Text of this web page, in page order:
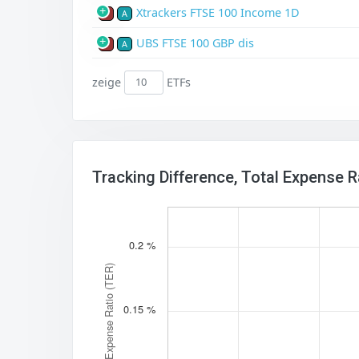
P A Xtrackers FTSE 100 Income 1D
P A UBS FTSE 100 GBP dis
zeige ETFs
Tracking Difference, Total Expense
Total Expense Ratio (TER) 0.15 %
0.2 %